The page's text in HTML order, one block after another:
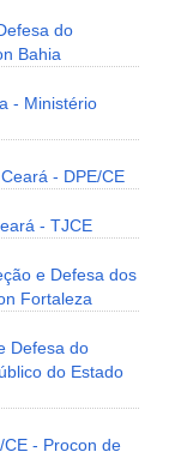
do
Bahia
- Ministério
- DPE/CE
- TJCE
e Defesa dos
Fortaleza
Defesa do
do Estado
- Procon de